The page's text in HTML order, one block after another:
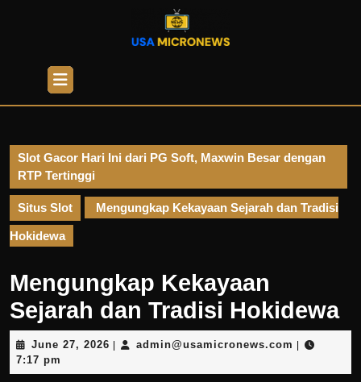
Open
Button
Slot Gacor Hari Ini dari PG Soft, Maxwin Besar dengan
RTP Tertinggi
Situs Slot Mengungkap Kekayaan Sejarah dan Tradisi
Hokidewa
Mengungkap Kekayaan
Sejarah dan Tradisi Hokidewa
June 27, 2026 June
2026
admin@usamicronews.com
7:17 pm